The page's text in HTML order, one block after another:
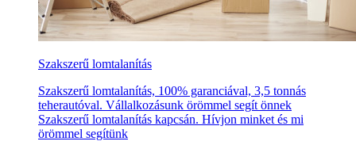
Szakszerű lomtalanítás
Szakszerű lomtalanítás, 100% garanciával, 3,5 tonnás
teherautóval. Vállalkozásunk örömmel segít önnek
Szakszerű lomtalanítás kapcsán. Hívjon minket és mi
örömmel segítünk